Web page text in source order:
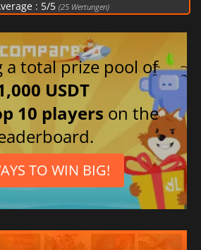
: 5/5 (25Wertungen)
a total prize pool of
USDT
10 players on the
TO WIN BIG!